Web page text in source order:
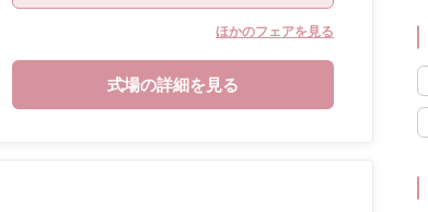
ほかのフェアを見る
式場の詳細を見る